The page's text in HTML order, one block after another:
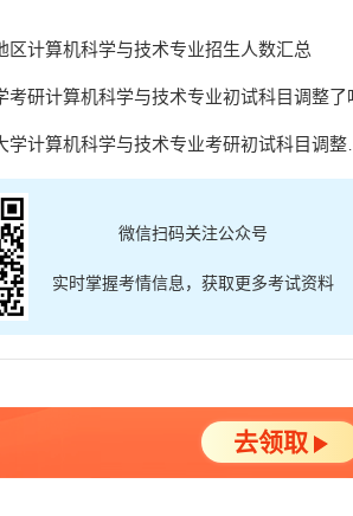
区计算机科学与技术专业招生人数汇总
考研计算机科学与技术专业初试科目调整了
计算机科学与技术专业考研初试科目调整了吗？
微信扫码关注公众号
实时掌握考情信息，获取更多考试资料
去领取